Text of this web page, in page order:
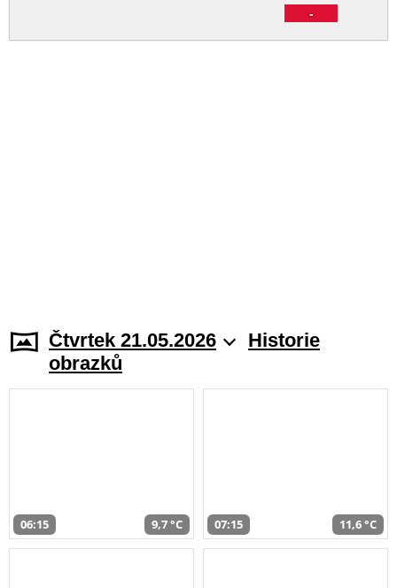
-
Čtvrtek 21.05.2026
Historie
obrazků
06:15 9,7 °C 07:15 11,6 °C